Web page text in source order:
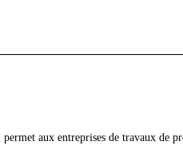
aux entreprises de travaux de